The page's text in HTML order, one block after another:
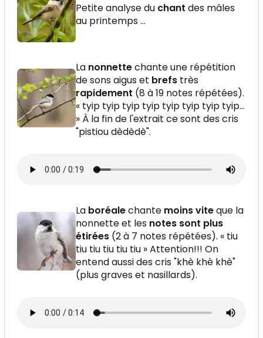
Petite analyse du chant des mâles
au printemps ...
La nonnettechante une répétition
de sons aigus et brefs très
rapidement (8 à 19 notes répétées).
« tyip tyip tyip tyip tyip tyip tyip tyip…
» À la fin de l'extrait ce sont des cris
"pistiou dèdèdè".
La boréalechante moins viteque la
nonnette et les notes sont plus
étirées (2 à 7 notes répétées). « tiu
tiu tiu tiu tiu tiu » Attention!!! On
entend aussi des cris "khè khè khè"
(plus graves et nasillards).